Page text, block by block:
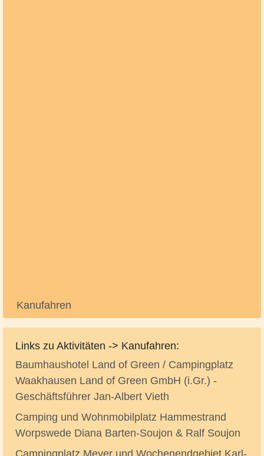
Kanufahren
Links zu Aktivitäten -> Kanufahren:
Baumhaushotel Land of Green / Campingplatz
Waakhausen Land of Green GmbH (i.Gr.) -
Geschäftsführer Jan-Albert Vieth
Camping und Wohnmobilplatz Hammestrand
Worpswede Diana Barten-Soujon & Ralf Soujon
Campingplatz Meyer und Wochenendgebiet Karl-